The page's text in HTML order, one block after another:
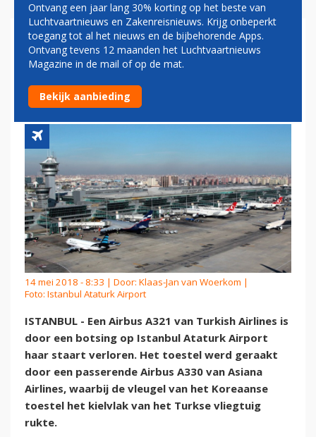
TOESTEL TURKISH AIRLINES
VERLIEST STAART DOOR
BOTSING
14 mei 2018 - 8:33 | Door: Klaas-Jan van Woerkom |
Foto: Istanbul Ataturk Airport
ISTANBUL - Een Airbus A321 van Turkish Airlines is
door een botsing op Istanbul Ataturk Airport
haar staart verloren. Het toestel werd geraakt
door een passerende Airbus A330 van Asiana
Airlines, waarbij de vleugel van het Koreaanse
toestel het kielvlak van het Turkse vliegtuig
rukte.
Ontvang een jaar lang 30% korting op het beste van
Luchtvaartnieuws en Zakenreisnieuws. Krijg onbeperkt
toegang tot al het nieuws en de bijbehorende Apps.
Ontvang tevens 12 maanden het Luchtvaartnieuws
Magazine in de mail of op de mat.
Bekijk aanbieding